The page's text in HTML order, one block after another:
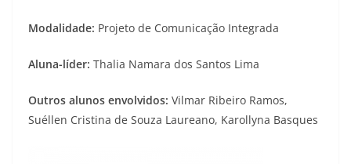
Modalidade: Projeto de Comunicação Integrada
Aluna-líder: Thalia Namara dos Santos Lima
Outros alunos envolvidos: Vilmar Ribeiro Ramos,
Suéllen Cristina de Souza Laureano, Karollyna Basques